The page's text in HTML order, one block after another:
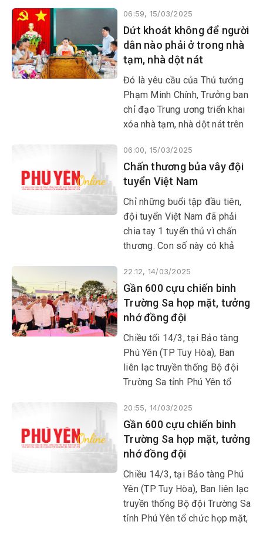
vòng loại ASEAN Cup 2027.
Đây là cơ hội để các đội bóng
kiện toàn lực lượng, theo đuổi
mục tiêu khi sân chơi số 1
bóng đá Việt Nam quay trở lại.
06:59, 15/03/2025
Dứt khoát không để người
dân nào phải ở trong nhà
tạm, nhà dột nát
Đó là yêu cầu của Thủ tướng
Phạm Minh Chính, Trưởng ban
chỉ đạo Trung ương triển khai
xóa nhà tạm, nhà dột nát trên
thứ 3 của ban chỉ đạo vừa
diễn ra. Theo người đứng đầu
Chính phủ, đây là mệnh lệnh
của trái tim, lương tri, trách
nhiệm với cộng đồng.
06:00, 15/03/2025
Chấn thương bủa vây đội
tuyển Việt Nam
Chỉ những buổi tập đầu tiên,
đội tuyển Việt Nam đã phải
chia tay 1 tuyển thủ vì chấn
thương. Con số này có khả
những ngày tới...
22:12, 14/03/2025
Gần 600 cựu chiến binh
Trường Sa họp mặt, tưởng
nhớ đồng đội
Chiều tối 14/3, tại Bảo tàng
Phú Yên (TP Tuy Hòa), Ban
liên lạc truyền thống Bộ đội
Trường Sa tỉnh Phú Yên tổ
thống đấu tranh bảo vệ chủ
quyền của Tổ quốc trên biển
Đông, tưởng niệm 64 đồng đội
đã anh dũng hy sinh trong trận
Gạc Ma ngày 14/3/1988.
20:55, 14/03/2025
Gần 600 cựu chiến binh
Trường Sa họp mặt, tưởng
nhớ đồng đội
Chiều 14/3, tại Bảo tàng Phú
Yên (TP Tuy Hòa), Ban liên lạc
truyền thống Bộ đội Trường Sa
tỉnh Phú Yên tổ chức họp mặt,